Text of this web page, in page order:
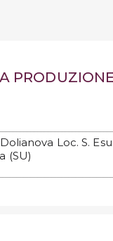
PRODUZIONE
Loc. S. Esu
(SU)